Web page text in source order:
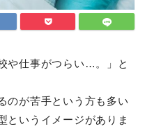
や仕事がつらい…。」と
のが苦手という方も多い
というイメージがありま